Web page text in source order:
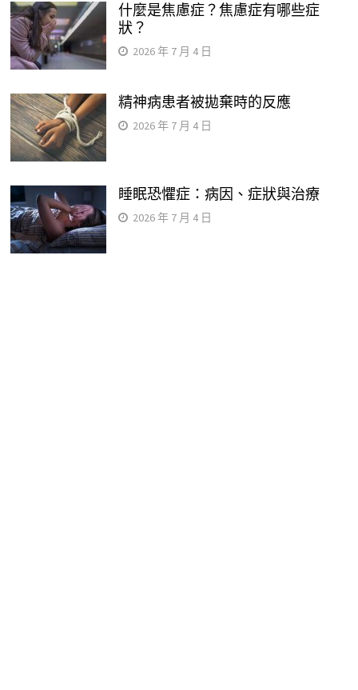
什麼是焦慮症？焦慮症有哪些症
狀？
2026 年 7 月 4 日
精神病患者被拋棄時的反應
2026 年 7 月 4 日
睡眠恐懼症：病因、症狀與治療
2026 年 7 月 4 日